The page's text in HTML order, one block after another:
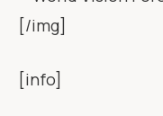
[/img]
[info]